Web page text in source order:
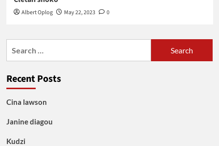
Albert Oplog May 22, 2023 0
Recent Posts
Cina lawson
Janine diagou
Kudzi